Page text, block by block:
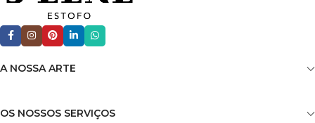
A NOSSA ARTE
OS NOSSOS SERVIÇOS